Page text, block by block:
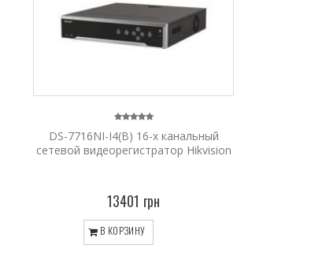
DS-7716NI-I4(B) 16-х канальный
сетевой видеорегистратор Hikvision
13401 грн
В КОРЗИНУ